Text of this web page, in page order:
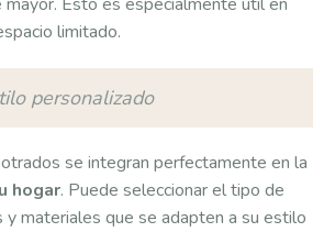
limitado.
personalizado
se integran perfectamente en la
hogar. Puede seleccionar el tipo de
y materiales que se adapten a su estilo